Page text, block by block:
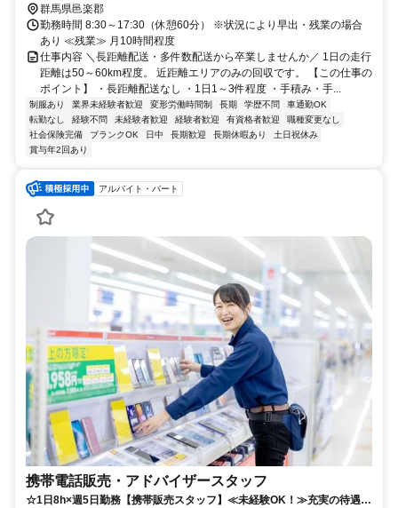
群馬県邑楽郡
勤務時間 8:30～17:30（休憩60分） ※状況により早出・残業の場合
あり ≪残業≫ 月10時間程度
仕事内容 ＼長距離配送・多件数配送から卒業しませんか／ 1日の走行
距離は50～60km程度。 近距離エリアのみの回収です。 【この仕事の
ポイント】 ・長距離配送なし ・1日1～3件程度 ・手積み・手...
制服あり 業界未経験者歓迎 変形労働時間制 長期 学歴不問
車通勤OK
転勤なし
経験不問 未経験者歓迎 経験者歓迎 有資格者歓迎
職種変更なし
社会保険完備
ブランクOK 日中 長期歓迎 長期休暇あり
土日祝休み
賞与年2回あり
アルバイト・パート
携帯電話販売・アドバイザースタッフ
☆1日8h×週5日勤務【携帯販売スタッフ】≪未経験OK！≫充実の待遇で